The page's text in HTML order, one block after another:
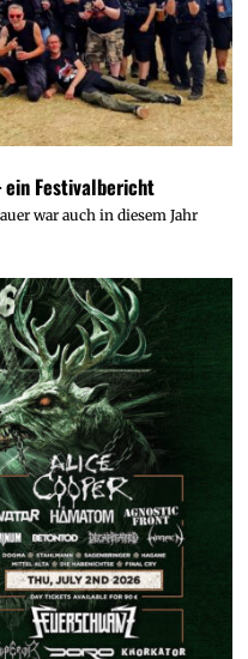
Festivalbericht
war auch in diesem Jahr